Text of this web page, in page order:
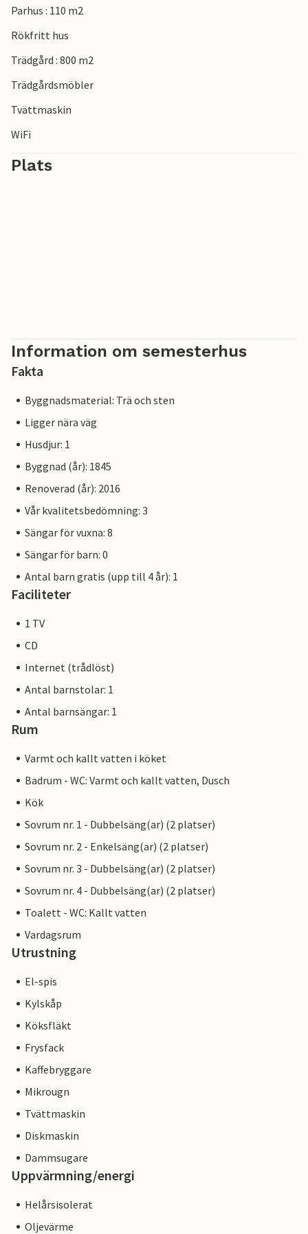
Parhus : 110 m2
Rökfritt hus
Trädgård : 800 m2
Trädgårdsmöbler
Tvättmaskin
WiFi
Plats
Information om semesterhus
Fakta
Byggnadsmaterial: Trä och sten
Ligger nära väg
Husdjur: 1
Byggnad (år): 1845
Renoverad (år): 2016
Vår kvalitetsbedömning: 3
Sängar för vuxna: 8
Sängar för barn: 0
Antal barn gratis (upp till 4 år): 1
Faciliteter
1 TV
CD
Internet (trådlöst)
Antal barnstolar: 1
Antal barnsängar: 1
Rum
Varmt och kallt vatten i köket
Badrum - WC: Varmt och kallt vatten, Dusch
Kök
Sovrum nr. 1 - Dubbelsäng(ar) (2 platser)
Sovrum nr. 2 - Enkelsäng(ar) (2 platser)
Sovrum nr. 3 - Dubbelsäng(ar) (2 platser)
Sovrum nr. 4 - Dubbelsäng(ar) (2 platser)
Toalett - WC: Kallt vatten
Vardagsrum
Utrustning
El-spis
Kylskåp
Köksfläkt
Frysfack
Kaffebryggare
Mikrougn
Tvättmaskin
Diskmaskin
Dammsugare
Uppvärmning/energi
Helårsisolerat
Oljevärme